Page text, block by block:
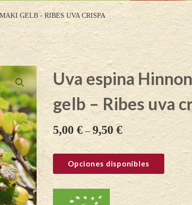
GELB - RIBES UVA CRISPA
Uva espina
gelb – Ribes uva
5,00€–9,50€
Opciones disponibles